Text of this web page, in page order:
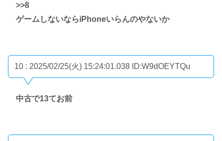
>>8
ゲームしないならiPhoneいらんのやないか
10 : 2025/02/25(火) 15:24:01.038 ID:W9dOEYTQu
中古で13てお前